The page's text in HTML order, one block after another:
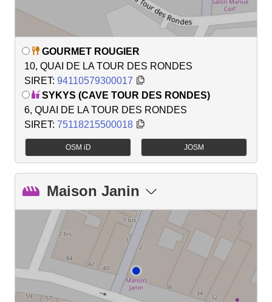
GOURMET ROUGIER
10, QUAI DE LA TOUR DES RONDES
SIRET: 94110579300017
SYKYS (CAVE TOUR DES RONDES)
6, QUAI DE LA TOUR DES RONDES
SIRET: 75118215500018
OSM iD JOSM
Maison Janin